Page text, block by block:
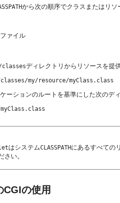
から次の順序でクラスまたはリソ
ァイル
classesディレクトリからリソースを提
ーションのルートを基準にした次のデ
はシステムCLASSPATHにあるすべての
さい。
の使用